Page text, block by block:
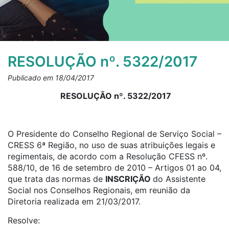
RESOLUÇÃO nº. 5322/2017
Publicado em 18/04/2017
RESOLUÇÃO nº. 5322/2017
O Presidente do Conselho Regional de Serviço Social –
CRESS 6ª Região, no uso de suas atribuições legais e
regimentais, de acordo com a Resolução CFESS nº.
588/10, de 16 de setembro de 2010 – Artigos 01 ao 04,
que trata das normas de INSCRIÇÃO do Assistente
Social nos Conselhos Regionais, em reunião da
Diretoria realizada em 21/03/2017.
Resolve: